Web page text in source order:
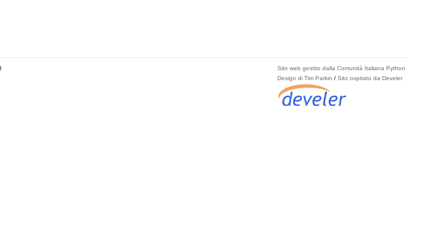
Sito web gestito dalla Comunità Italiana Python
Design di Tim Parkin /Sito ospitato da Develer